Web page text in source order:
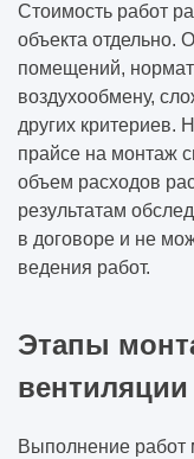
Стоимость работ
объекта отдельно.
помещений,
воздухообмену,
других критериев.
прайсе на монтаж
объем расходов
результатам
в договоре и не
ведения работ.
Этапы
вентиляции
Выполнение работ